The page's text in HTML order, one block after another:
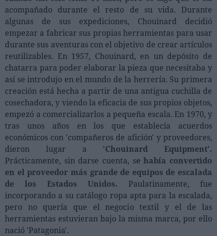
Salud
Lujo
Eventos
Agenda de actividades
Ferias sectoriales
Formaciones destacadas
Opinión
Revista
Registrarse
INICIAR SESIÓN
acompañado durante el resto de su vida. Durante
algunas de sus expediciones, Chouinard decidió
empezar a fabricar sus propias herramientas para usar
durante sus aventuras con el objetivo de crear artículos
reutilizables. En 1957, Chouinard, en un depósito de
chatarra para poder elaborar la pieza que necesitaba y
así se introdujo en el mundo de la herrería. Su primera
creación está hecha a partir de una antigua cuchilla de
cosechadora, y viendo la eficacia de sus propios objetos,
empezó a comercializarlos a pequeña escala. En 1970, y
tras unos años en los que establecía acuerdos
económicos con 'compañeros de afición' y proveedores,
dieron lugar a 'Chouinard Equipment'.
Prácticamente, sin darse cuenta, se había convertido
en el proveedor más grande de equipos de escalada
de los Estados Unidos. Paulatinamente, fue
incorporando a su catálogo ropa apta para la escalada,
pero no quería que el negocio textil y el de las
herramientas estuvieran bajo la misma marca, por ello
nació 'Patagonia'.